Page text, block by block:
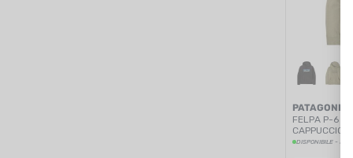
PATAGONIA
FELPA P-6
CAPPUCCIO
DISPONIBILE -